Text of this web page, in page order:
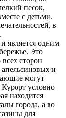
песок,
с детьми.
в
является одним
Это
сторон
апельсиновых и
могут
условно
находится
города, а во
для